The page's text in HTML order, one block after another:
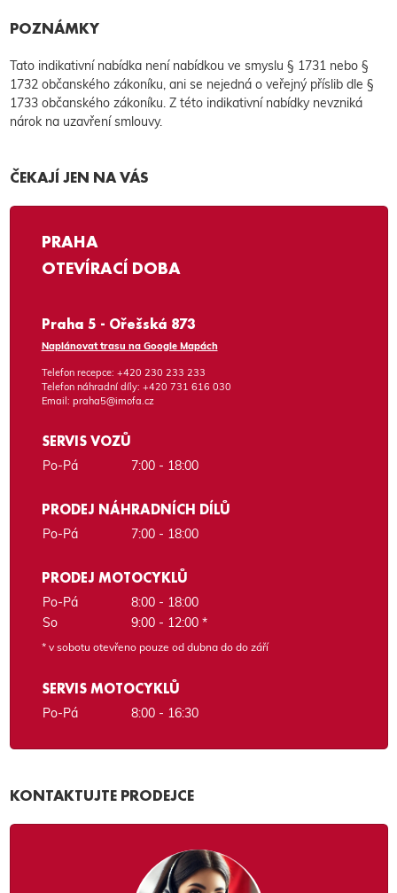
POZNÁMKY
Tato indikativní nabídka není nabídkou ve smyslu § 1731 nebo §
1732 občanského zákoníku, ani se nejedná o veřejný příslib dle §
1733 občanského zákoníku. Z této indikativní nabídky nevzniká
nárok na uzavření smlouvy.
ČEKAJÍ JEN NA VÁS
PRAHA
OTEVÍRACÍ DOBA
Praha 5 - Ořešská 873
Naplánovat trasu na Google Mapách
Telefon recepce: +420 230 233 233
Telefon náhradní díly: +420 731 616 030
Email: praha5@imofa.cz
SERVIS VOZŮ
Po-Pá 7:00 - 18:00
PRODEJ NÁHRADNÍCH DÍLŮ
Po-Pá 7:00 - 18:00
PRODEJ MOTOCYKLŮ
Po-Pá
8:00 - 18:00
So
9:00 - 12:00 *
* v sobotu otevřeno pouze od dubna do do září
SERVIS MOTOCYKLŮ
Po-Pá 8:00 - 16:30
KONTAKTUJTE PRODEJCE